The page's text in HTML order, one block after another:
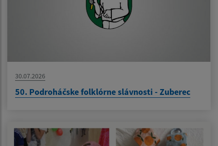
30.07.2026
50. Podroháčske folklórne slávnosti - Zuberec